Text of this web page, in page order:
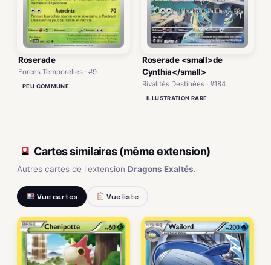
Roserade
Forces Temporelles · #9
PEU COMMUNE
Roserade <small>de
Cynthia</small>
Rivalités Destinées · #184
ILLUSTRATION RARE
Cartes similaires (même extension)
Autres cartes de l'extension Dragons Exaltés.
Vue cartes Vue liste